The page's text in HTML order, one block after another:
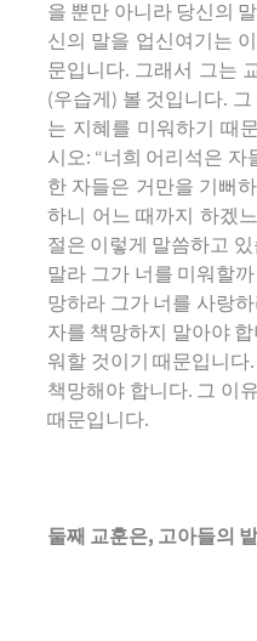
을 뿐만 아니라 당신의
신의 말을 업신여기는
문입니다. 그래서 그는
(우습게) 볼 것입니다.
는 지혜를 미워하기 때
시오: “너희 어리석은
한 자들은 거만을 기뻐
하니 어느 때까지 하겠
절은 이렇게 말씀하고
말라 그가 너를 미워할
망하라 그가 너를 사랑
자를 책망하지 말아야
워할 것이기 때문입니
책망해야 합니다. 그 이
때문입니다.
둘째 교훈은, 고아들의